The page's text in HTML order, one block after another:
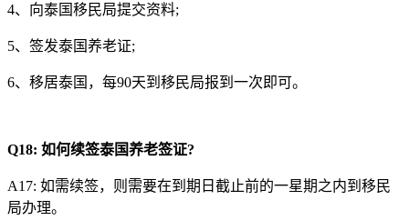
4、向泰国移民局提交资料;
5、签发泰国养老证;
6、移居泰国，每90天到移民局报到一次即可。
Q18: 如何续签泰国养老签证?
A17: 如需续签，则需要在到期日截止前的一星期之内到移民
局办理。